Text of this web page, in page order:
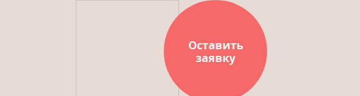
Оставить
заявку